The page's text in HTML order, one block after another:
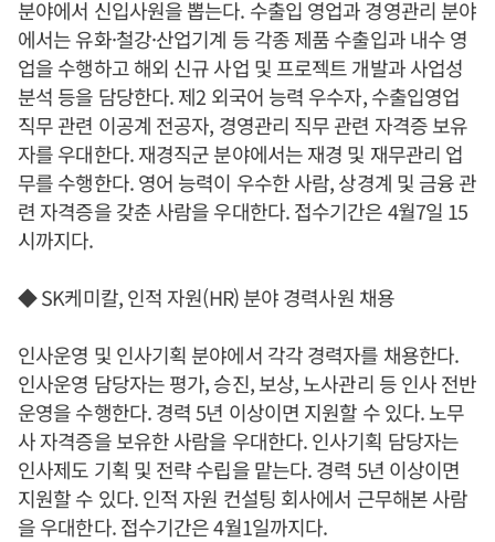
분야에서 신입사원을 뽑는다. 수출입 영업과 경영관리 분야
에서는 유화·철강·산업기계 등 각종 제품 수출입과 내수 영
업을 수행하고 해외 신규 사업 및 프로젝트 개발과 사업성
분석 등을 담당한다. 제2 외국어 능력 우수자, 수출입영업
직무 관련 이공계 전공자, 경영관리 직무 관련 자격증 보유
자를 우대한다. 재경직군 분야에서는 재경 및 재무관리 업
무를 수행한다. 영어 능력이 우수한 사람, 상경계 및 금융 관
련 자격증을 갖춘 사람을 우대한다. 접수기간은 4월7일 15
시까지다.
◆ SK케미칼, 인적 자원(HR) 분야 경력사원 채용
인사운영 및 인사기획 분야에서 각각 경력자를 채용한다.
인사운영 담당자는 평가, 승진, 보상, 노사관리 등 인사 전반
운영을 수행한다. 경력 5년 이상이면 지원할 수 있다. 노무
사 자격증을 보유한 사람을 우대한다. 인사기획 담당자는
인사제도 기획 및 전략 수립을 맡는다. 경력 5년 이상이면
지원할 수 있다. 인적 자원 컨설팅 회사에서 근무해본 사람
을 우대한다. 접수기간은 4월1일까지다.